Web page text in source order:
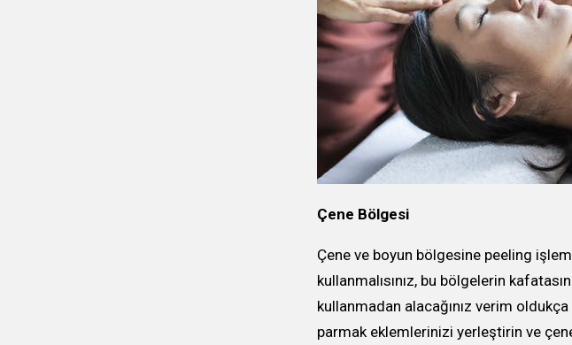
Çene Bölgesi
Çene ve boyun bölgesine peeling
kullanmalısınız, bu bölgelerin
kullanmadan alacağınız verim oldukça
parmak eklemlerinizi yerleştirin ve